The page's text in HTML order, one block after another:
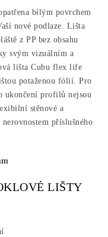
bílým povrchem
nové podlaze. Lišta
z PP bez obsahu
svým vizuálním a
lišta Cubu flex life
potaženou fólií. Pro
ukončení profilů nejsou
stěnové a
příslušného
LIŠTY